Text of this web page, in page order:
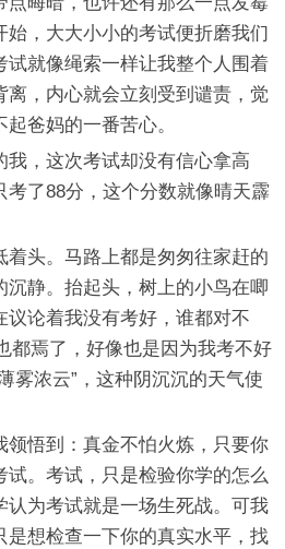
，大大小小的考试便折磨我们
试就像绳索一样让我整个人围着
离，内心就会立刻受到谴责，觉
爸妈的一番苦心。
，这次考试却没有信心拿高
考了88分，这个分数就像晴天霹
头。马路上都是匆匆往家赶的
沉静。抬起头，树上的小鸟在唧
议论着我没有考好，谁都对不
都焉了，好像也是因为我考不好
雾浓云”，这种阴沉沉的天气使
悟到：真金不怕火炼，只要你
试。考试，只是检验你学的怎么
认为考试就是一场生死战。可我
是想检查一下你的真实水平，找